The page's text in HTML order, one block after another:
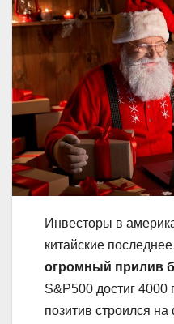
Инвесторы в
китайские
огромный прилив
S&P500 достиг 4000
позитив строился